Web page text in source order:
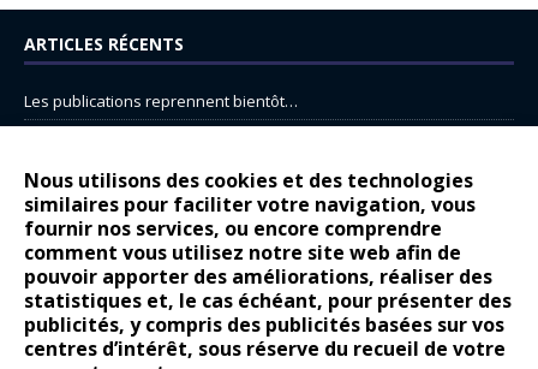
Nous utilisons des cookies et des technologies
similaires pour faciliter votre navigation, vous
fournir nos services, ou encore comprendre
comment vous utilisez notre site web afin de
pouvoir apporter des améliorations, réaliser des
statistiques et, le cas échéant, pour présenter des
publicités, y compris des publicités basées sur vos
centres d’intérêt, sous réserve du recueil de votre
ARTICLES RÉCENTS
Les publications reprennent bientôt…
14 juillet : nouveau film de marque pour Citroën
Renault Espace : voyage, voyage…
Peugeot E-208 GTi : naissance d’une légende
COMMENTAIRES RÉCENTS
Bernard DardartdansDacia Sandero : pour les gens vrais